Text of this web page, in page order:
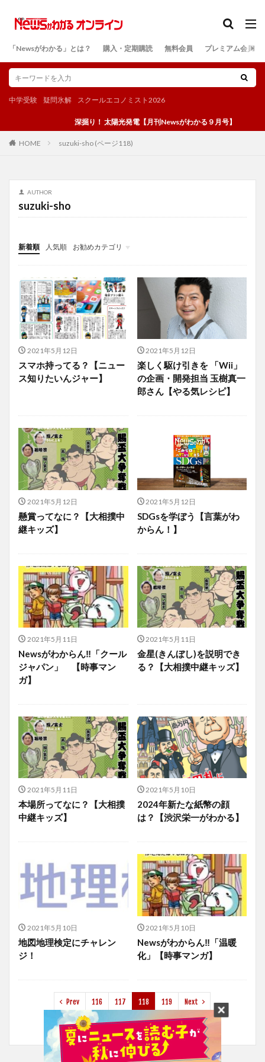
「Newsがわかる」とは？ 購入・定期購読 無料会員 プレミアム会員
中学受験 疑問氷解 スクールエコノミスト2026
深掘り！ 太陽光発電【月刊Newsがわかる９月号】
HOME suzuki-sho (ページ118)
AUTHOR
suzuki-sho
新着順 人気順
お勧めカテゴリ
投稿
学び
マンガ
電子書籍
2021年5月12日
スマホ持ってる？【ニュー
ス知りたいんジャー】
2021年5月12日
楽しく駆け引きを 「Wii」
の企画・開発担当 玉樹真一
郎さん【やる気レシピ】
2021年5月12日
懸賞ってなに？【大相撲中
継キッズ】
2021年5月12日
SDGsを学ぼう【言葉がわ
からん！】
2021年5月11日
Newsがわからん‼「クール
ジャパン」 【時事マン
ガ】
2021年5月11日
金星(きんぼし)を説明でき
る？【大相撲中継キッズ】
2021年5月11日
本場所ってなに？【大相撲
中継キッズ】
2021年5月10日
2024年新たな紙幣の顔
は？【渋沢栄一がわかる】
2021年5月10日
地図地理検定にチャレン
ジ！
2021年5月10日
Newsがわからん‼「温暖
化」【時事マンガ】
Prev 116 117 118 119 Next
検索